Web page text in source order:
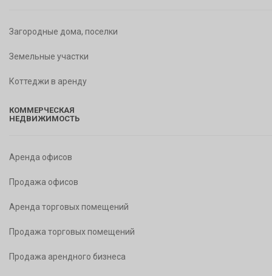
Загородные дома, поселки
Земельные участки
Коттеджи в аренду
КОММЕРЧЕСКАЯ
НЕДВИЖИМОСТЬ
Аренда офисов
Продажа офисов
Аренда торговых помещений
Продажа торговых помещений
Продажа арендного бизнеса